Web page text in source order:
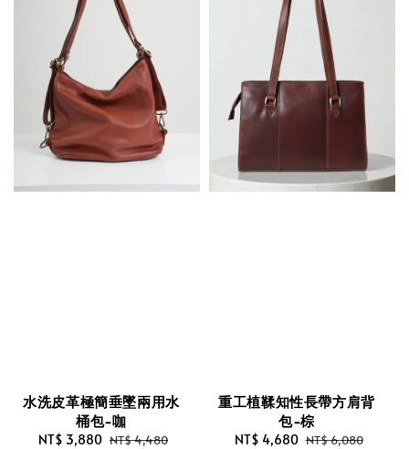
水洗皮革極簡垂墜兩用水
桶包-咖
Sale
NT$ 3,880 Regular
NT$ 4,480
重工植鞣知性長帶方肩背
包-棕
Sale
NT$ 4,680 Regular
NT$ 6,080